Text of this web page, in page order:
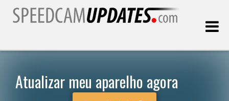
Atualizar meu aparelho agora